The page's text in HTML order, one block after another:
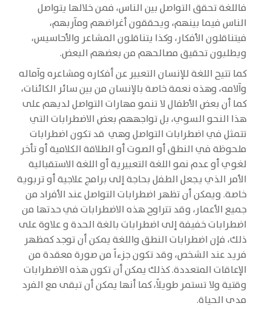
فاللغة تحقق التواصل بين الناس، فمن خلالها يتواصل
الناس فيما بينهم، ويحققون أغراضهم ومآربهم،
فيتناقلون الأفكار، وكذا يتناقلون المشاعر والأحاسيس،
ويطلبون تحقيق مصالحهم من بعضهم البعض.
كما تتيح اللغة للإنسان التعبير عن أفكاره ومشاعره وآماله
وآلامه، وهذه نعمة خاصة بالإنسان من بين سائر الكائنات،
كما أن بعض الأطفال لا تنمو مهارات التواصل لديهم على
هذا النحو السوي، بل تواجههم بعض الاضطرابات التي
تتمثل في اضطرابات التواصل وهي قد تكون اضطرابات
ملحوظة في النطق أو الصوت أو الطلاقة الكلامية أو تأخر
لغوي أو عدم نمو اللغة التعبيرية أو‏ اللغة الاستقبالية
الأمر الذي يجعل الطفل بحاجة إلى برامج علاجية أو تربوية
خاصة.‏ ويمكن أن تظهر اضطرابات التواصل عند الأفراد من
جميع الأعمار، وقد تتراوح هذه الاضطرابات في حدتها من
اضطرابات خفيفة إلى اضطرابات بالغة الحدة و علاوة على
ذلك، فإن اضطرابات النطق واللغة يمكن أن توجد كمظهر
فريد عند الشخص، وقد تكون جزءاً من صورة معقدة من
الإعاقات المتعددة. كذلك يمكن أن تكون هذه الاضطرابات
وقتية ولا تستمر طويلاً، كما أنها يمكن أن تبقى مع الفرد
مدى الحياة.